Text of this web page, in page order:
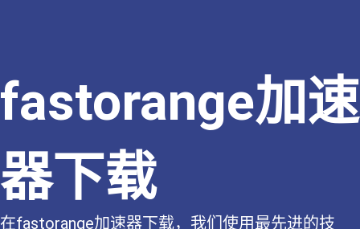
fastorange加速
器下载
在fastorange加速器下载，我们使用最先进的技